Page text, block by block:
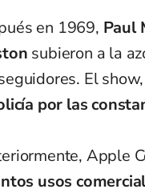
en 1969, Paul
subieron a la
El
por las
Apple
usos